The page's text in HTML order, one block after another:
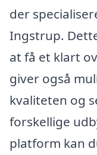
der
Ingstrup.
at få et klart
giver også
kvaliteten og
forskellige
platform kan